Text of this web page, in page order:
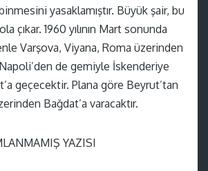
yasaklamıştır. Büyük şair, bu
çıkar. 1960 yılının Mart sonunda
Varşova, Viyana, Roma üzerinden
de gemiyle İskenderiye
geçecektir. Plana göre Beyrut’tan
Bağdat’a varacaktır.
YAZISI